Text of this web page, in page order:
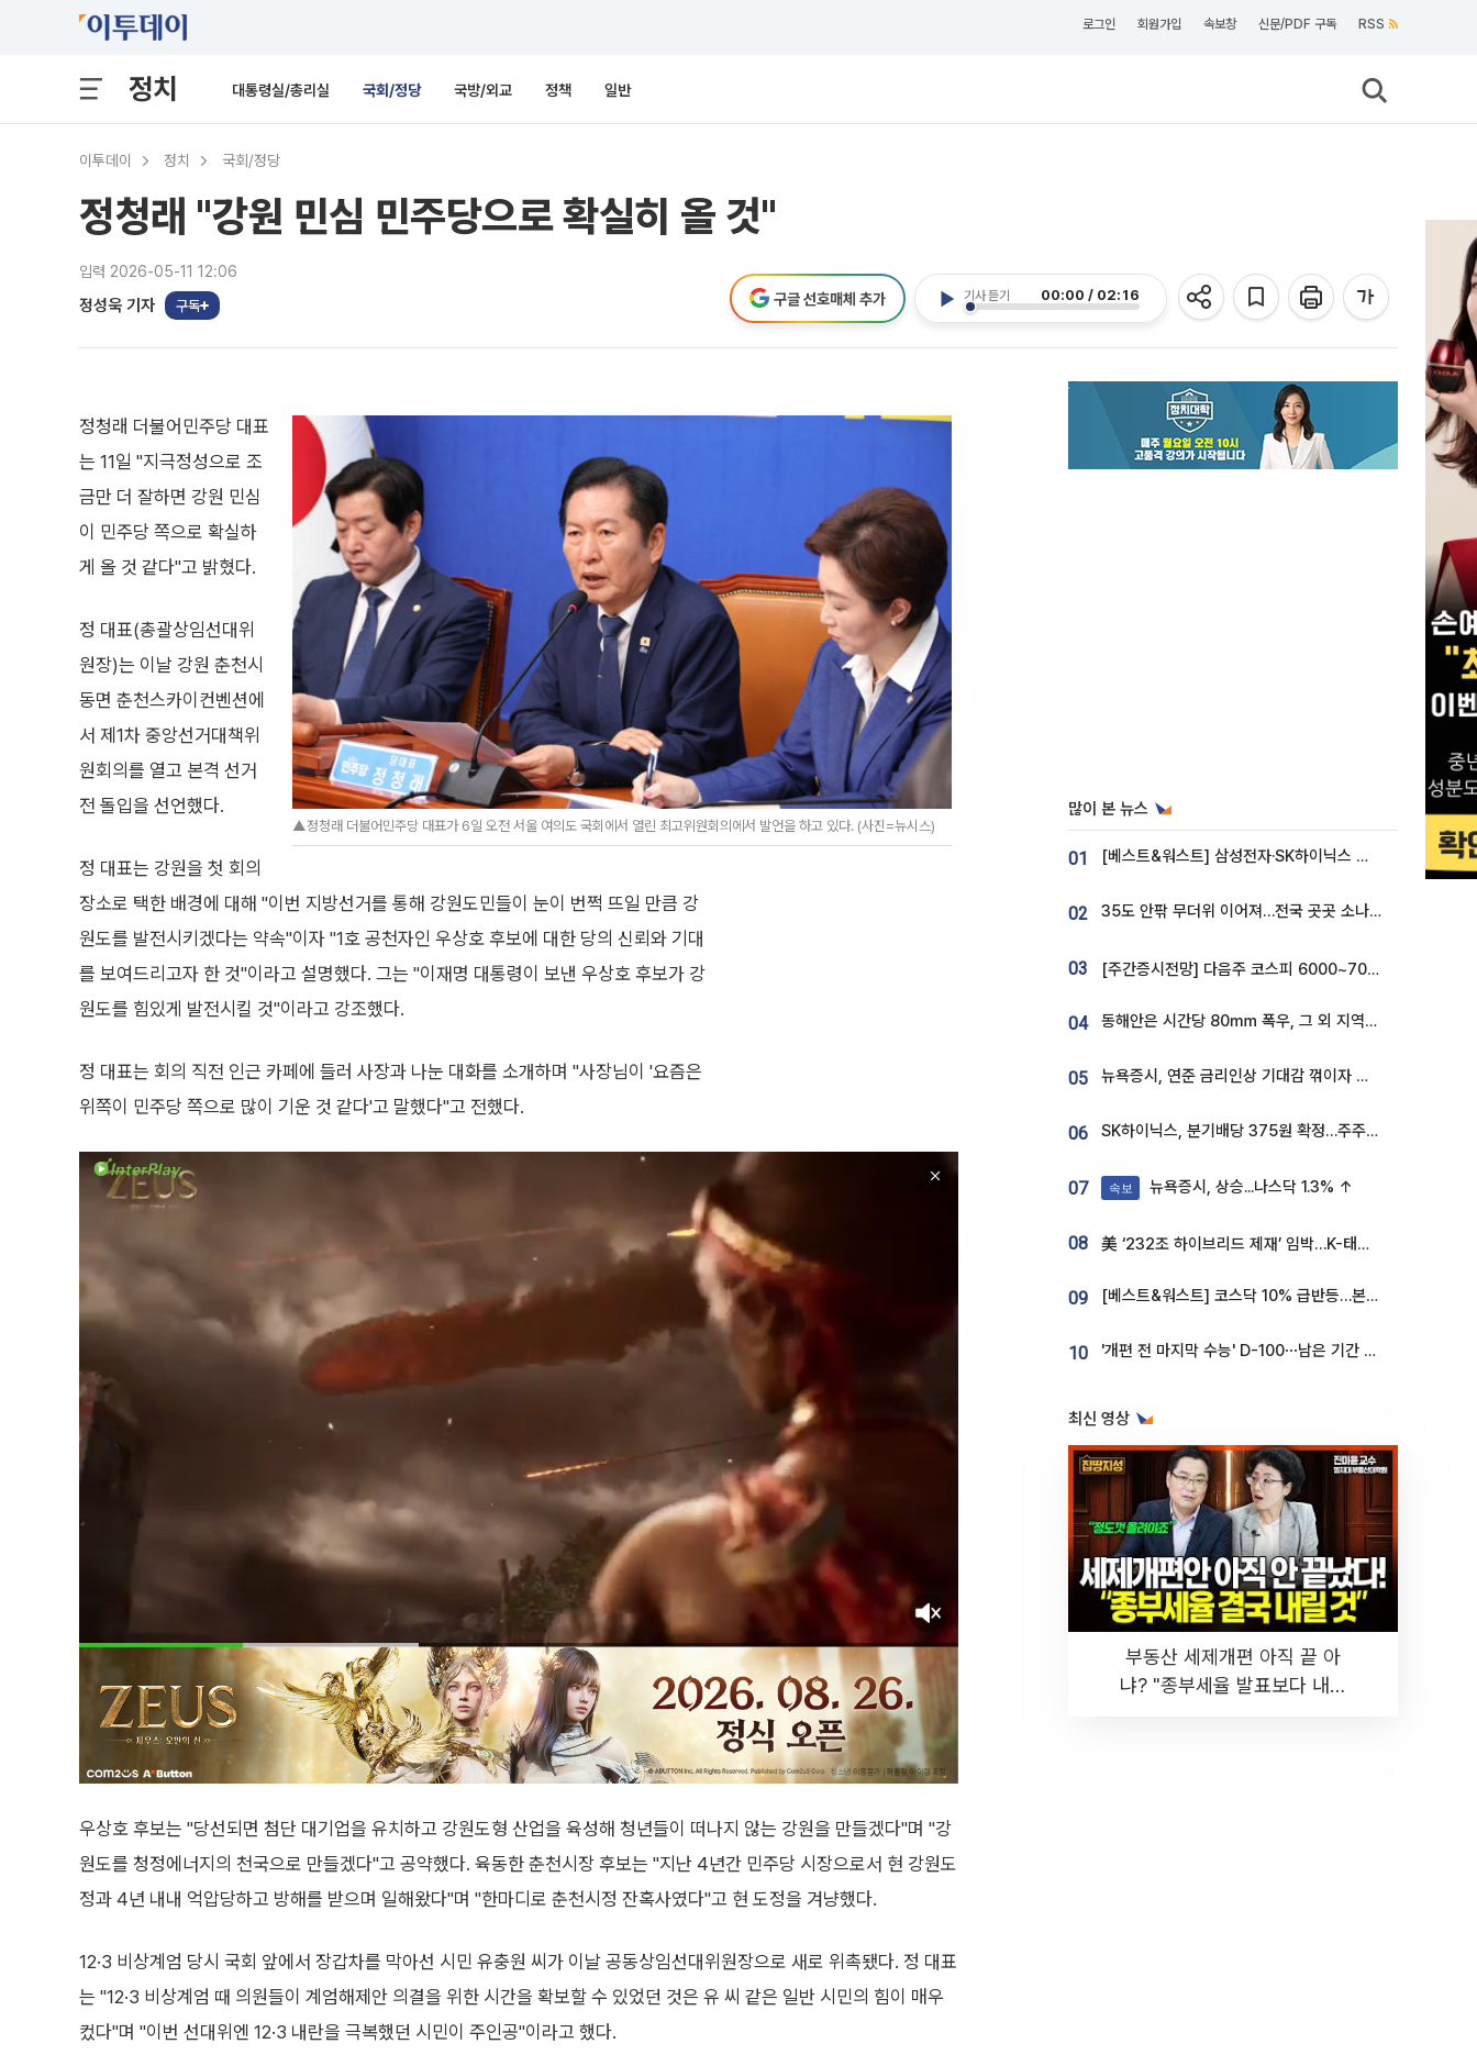
로그인 회원가입 속보창 신문/PDF 구독 RSS
정치 대통령실/총리실 국회/정당 국방/외교 정책 일반
이투데이 정치 국회/정당
정청래 "강원 민심 민주당으로 확실히 올 것"
입력 2026-05-11 12:06
정성욱 기자 구독
기사 듣기 00:00 / 02:16
구글 선호매체 추가
▲정청래 더불어민주당 대표가 6일 오전 서울 여의도 국회에서 열린 최고위원회의에서 발언을 하고 있다. (사진=뉴시스)
정청래 더불어민주당 대표
는 11일 "지극정성으로 조
금만 더 잘하면 강원 민심
이 민주당 쪽으로 확실하
게 올 것 같다"고 밝혔다.
정 대표(총괄상임선대위
원장)는 이날 강원 춘천시
동면 춘천스카이컨벤션에
서 제1차 중앙선거대책위
원회의를 열고 본격 선거
전 돌입을 선언했다.
정 대표는 강원을 첫 회의
장소로 택한 배경에 대해 "이번 지방선거를 통해 강원도민들이 눈이 번쩍 뜨일 만큼 강
원도를 발전시키겠다는 약속"이자 "1호 공천자인 우상호 후보에 대한 당의 신뢰와 기대
를 보여드리고자 한 것"이라고 설명했다. 그는 "이재명 대통령이 보낸 우상호 후보가 강
원도를 힘있게 발전시킬 것"이라고 강조했다.
정 대표는 회의 직전 인근 카페에 들러 사장과 나눈 대화를 소개하며 "사장님이 '요즘은
위쪽이 민주당 쪽으로 많이 기운 것 같다'고 말했다"고 전했다.
우상호 후보는 "당선되면 첨단 대기업을 유치하고 강원도형 산업을 육성해 청년들이 떠나지 않는 강원을 만들겠다"며 "강
원도를 청정에너지의 천국으로 만들겠다"고 공약했다. 육동한 춘천시장 후보는 "지난 4년간 민주당 시장으로서 현 강원도
정과 4년 내내 억압당하고 방해를 받으며 일해왔다"며 "한마디로 춘천시정 잔혹사였다"고 현 도정을 겨냥했다.
12·3 비상계엄 당시 국회 앞에서 장갑차를 막아선 시민 유충원 씨가 이날 공동상임선대위원장으로 새로 위촉됐다. 정 대표
는 "12·3 비상계엄 때 의원들이 계엄해제안 의결을 위한 시간을 확보할 수 있었던 것은 유 씨 같은 일반 시민의 힘이 매우
컸다"며 "이번 선대위엔 12·3 내란을 극복했던 시민이 주인공"이라고 했다.
많이 본 뉴스
01 [베스트&워스트] 삼성전자·SK하이닉스 밀린 한 주…상상인증권은 85% 급등
02 35도 안팎 무더위 이어져…전국 곳곳 소나기 [오늘 날씨]
03 [주간증시전망] 다음주 코스피 6000~7000⋯“外人 수급은 정책이 변수”
04 동해안은 시간당 80㎜ 폭우, 그 외 지역은 폭염…‘극과 극 날씨’
05 뉴욕증시, 연준 금리인상 기대감 꺾이자 상승...S&P500 사상 최고치 [종합]
06 SK하이닉스, 분기배당 375원 확정…주주환원책 9월로 앞당겨 발표
07 속보 뉴욕증시, 상승...나스닥 1.3% ↑
08 美 ‘232조 하이브리드 제재’ 임박…K-태양광, 불확실성 털고 날개 다나
09 [베스트&워스트] 코스닥 10% 급반등…본느, 최대주주 변경 기대에 270% 폭등
10 '개편 전 마지막 수능' D-100⋯남은 기간 성적 올릴 전략은
최신 영상
부동산 세제개편 아직 끝 아
냐? "종부세율 발표보다 내릴